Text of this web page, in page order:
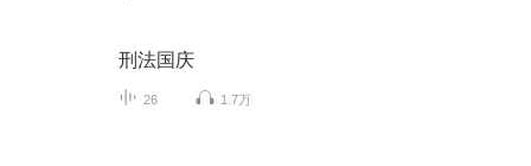
刑法国庆
26 1.7万